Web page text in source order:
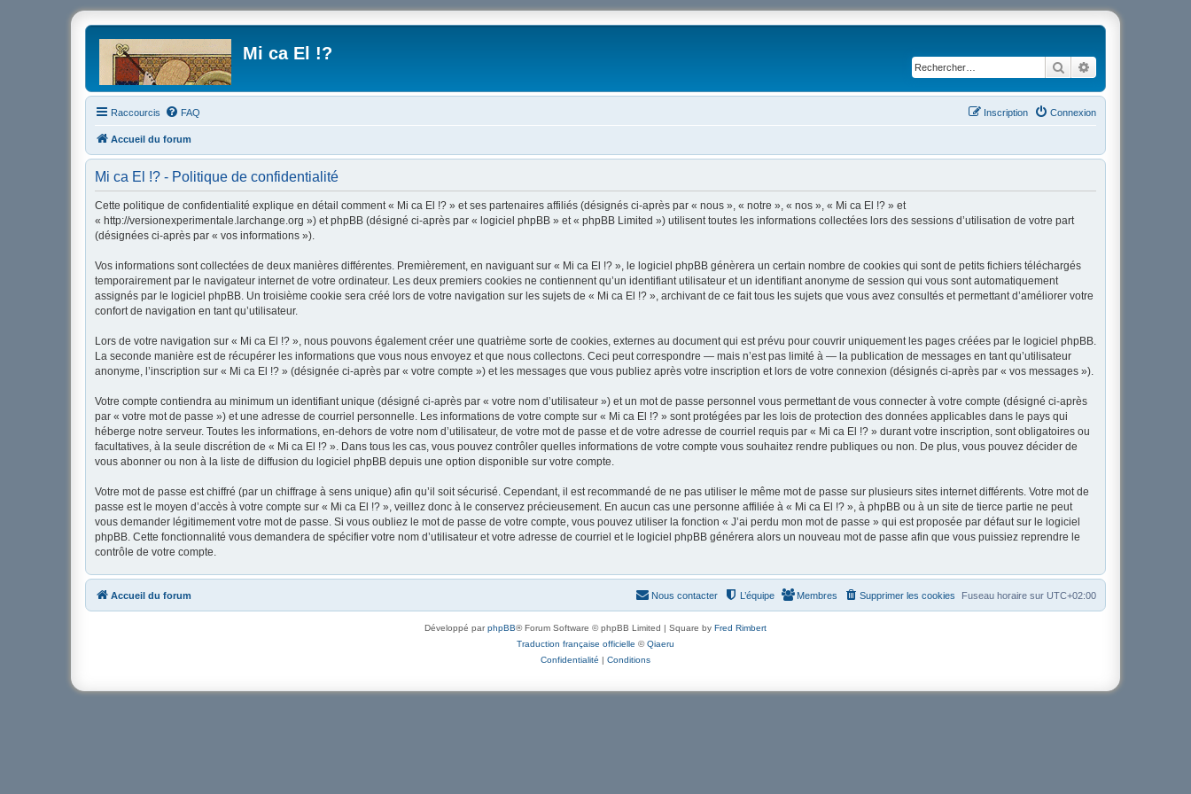
Mi ca El !?
Rechercher
Raccourcis FAQ Connexion
Inscription
Accueil du forum
Mi ca El !? - Politique de confidentialité
Cette politique de confidentialité explique en détail comment « Mi ca El !? » et ses partenaires affiliés (désignés ci-après par « nous », « notre », « nos », « Mi ca El !? » et
« http://versionexperimentale.larchange.org ») et phpBB (désigné ci-après par « logiciel phpBB » et « phpBB Limited ») utilisent toutes les informations collectées lors des sessions d’utilisation de votre part
(désignées ci-après par « vos informations »).
Vos informations sont collectées de deux manières différentes. Premièrement, en naviguant sur « Mi ca El !? », le logiciel phpBB génèrera un certain nombre de cookies qui sont de petits fichiers téléchargés
temporairement par le navigateur internet de votre ordinateur. Les deux premiers cookies ne contiennent qu’un identifiant utilisateur et un identifiant anonyme de session qui vous sont automatiquement
assignés par le logiciel phpBB. Un troisième cookie sera créé lors de votre navigation sur les sujets de « Mi ca El !? », archivant de ce fait tous les sujets que vous avez consultés et permettant d’améliorer votre
confort de navigation en tant qu’utilisateur.
Lors de votre navigation sur « Mi ca El !? », nous pouvons également créer une quatrième sorte de cookies, externes au document qui est prévu pour couvrir uniquement les pages créées par le logiciel phpBB.
La seconde manière est de récupérer les informations que vous nous envoyez et que nous collectons. Ceci peut correspondre — mais n’est pas limité à — la publication de messages en tant qu’utilisateur
anonyme, l’inscription sur « Mi ca El !? » (désignée ci-après par « votre compte ») et les messages que vous publiez après votre inscription et lors de votre connexion (désignés ci-après par « vos messages »).
Votre compte contiendra au minimum un identifiant unique (désigné ci-après par « votre nom d’utilisateur ») et un mot de passe personnel vous permettant de vous connecter à votre compte (désigné ci-après
par « votre mot de passe ») et une adresse de courriel personnelle. Les informations de votre compte sur « Mi ca El !? » sont protégées par les lois de protection des données applicables dans le pays qui
héberge notre serveur. Toutes les informations, en-dehors de votre nom d’utilisateur, de votre mot de passe et de votre adresse de courriel requis par « Mi ca El !? » durant votre inscription, sont obligatoires ou
facultatives, à la seule discrétion de « Mi ca El !? ». Dans tous les cas, vous pouvez contrôler quelles informations de votre compte vous souhaitez rendre publiques ou non. De plus, vous pouvez décider de
vous abonner ou non à la liste de diffusion du logiciel phpBB depuis une option disponible sur votre compte.
Votre mot de passe est chiffré (par un chiffrage à sens unique) afin qu’il soit sécurisé. Cependant, il est recommandé de ne pas utiliser le même mot de passe sur plusieurs sites internet différents. Votre mot de
passe est le moyen d’accès à votre compte sur « Mi ca El !? », veillez donc à le conservez précieusement. En aucun cas une personne affiliée à « Mi ca El !? », à phpBB ou à un site de tierce partie ne peut
vous demander légitimement votre mot de passe. Si vous oubliez le mot de passe de votre compte, vous pouvez utiliser la fonction « J’ai perdu mon mot de passe » qui est proposée par défaut sur le logiciel
phpBB. Cette fonctionnalité vous demandera de spécifier votre nom d’utilisateur et votre adresse de courriel et le logiciel phpBB générera alors un nouveau mot de passe afin que vous puissiez reprendre le
contrôle de votre compte.
Accueil du forum Fuseau horaire sur UTC+02:00
Supprimer les cookies
Membres
L’équipe
Nous contacter
Développé parphpBB® Forum Software © phpBB Limited | Square by Fred Rimbert
Traduction française officielle ©Qiaeru
Confidentialité | Conditions